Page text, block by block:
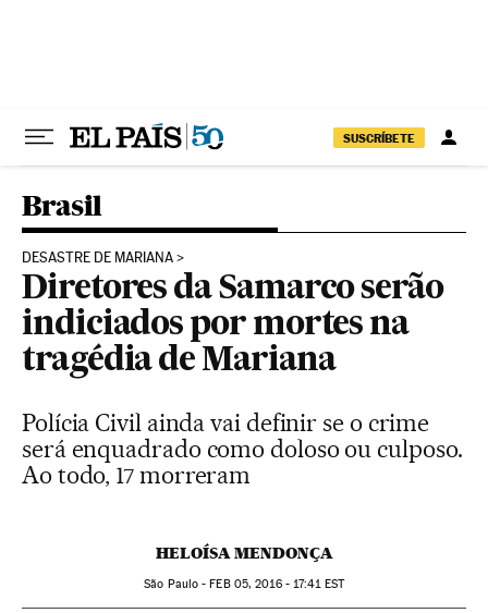
SUSCRÍBETE
Brasil
DESASTRE DE MARIANA
Diretores da Samarco serão
indiciados por mortes na
tragédia de Mariana
Polícia Civil ainda vai definir se o crime
será enquadrado como doloso ou culposo.
Ao todo, 17 morreram
HELOÍSA MENDONÇA
São Paulo -FEB05, 2016 - 17:41EST